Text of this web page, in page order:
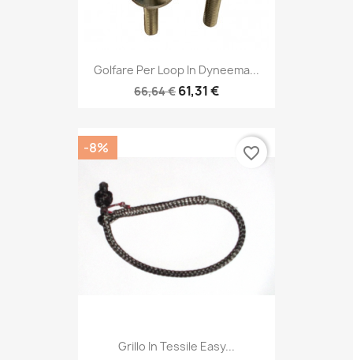
Golfare Per Loop In Dyneema...
66,64 € 61,31 €
Grillo In Tessile Easy...
-8% favorite_border